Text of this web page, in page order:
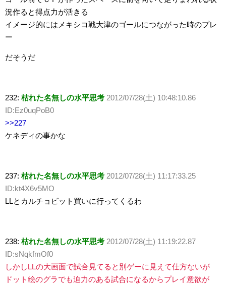
況作ると得点力が活きる
イメージ的にはメキシコ戦大津のゴールにつながった時のプレ
ー
だそうだ
232: 枯れた名無しの水平思考 2012/07/28(土) 10:48:10.86
ID:Ez0uqPoB0
>>227
ケネディの事かな
237: 枯れた名無しの水平思考 2012/07/28(土) 11:17:33.25
ID:kt4X6v5MO
LLとカルチョビット買いに行ってくるわ
238: 枯れた名無しの水平思考 2012/07/28(土) 11:19:22.87
ID:sNqkfmOf0
しかしLLの大画面で試合見てると別ゲーに見えて仕方ないが
ドット絵のグラでも迫力のある試合になるからプレイ意欲が